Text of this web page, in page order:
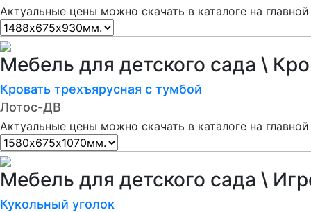
Актуальные цены можно скачать в каталоге на
Мебель для детского сада \
Кровать трехъярусная с тумбой
Лотос-ДВ
Актуальные цены можно скачать в каталоге на
Мебель для детского сада \
Кукольный уголок